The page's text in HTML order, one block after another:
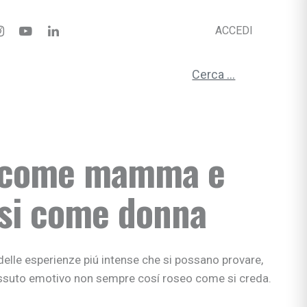
ACCEDI
Ricerca per:
mamma e
come donna
esperienze piú intense che si possano provare,
emotivo non sempre cosí roseo come si creda.